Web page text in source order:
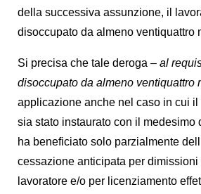
della successiva assunzione, il
disoccupato da almeno ventiquattro
Si precisa che tale deroga – al
disoccupato da almeno ventiquattro
applicazione anche nel caso in cui
sia stato instaurato con il medesimo
ha beneficiato solo parzialmente
cessazione anticipata per dimissioni
lavoratore e/o per licenziamento